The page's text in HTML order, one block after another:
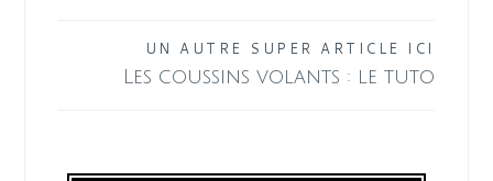
UN AUTRE SUPER ARTICLE ICI
Les coussins volants : le tuto